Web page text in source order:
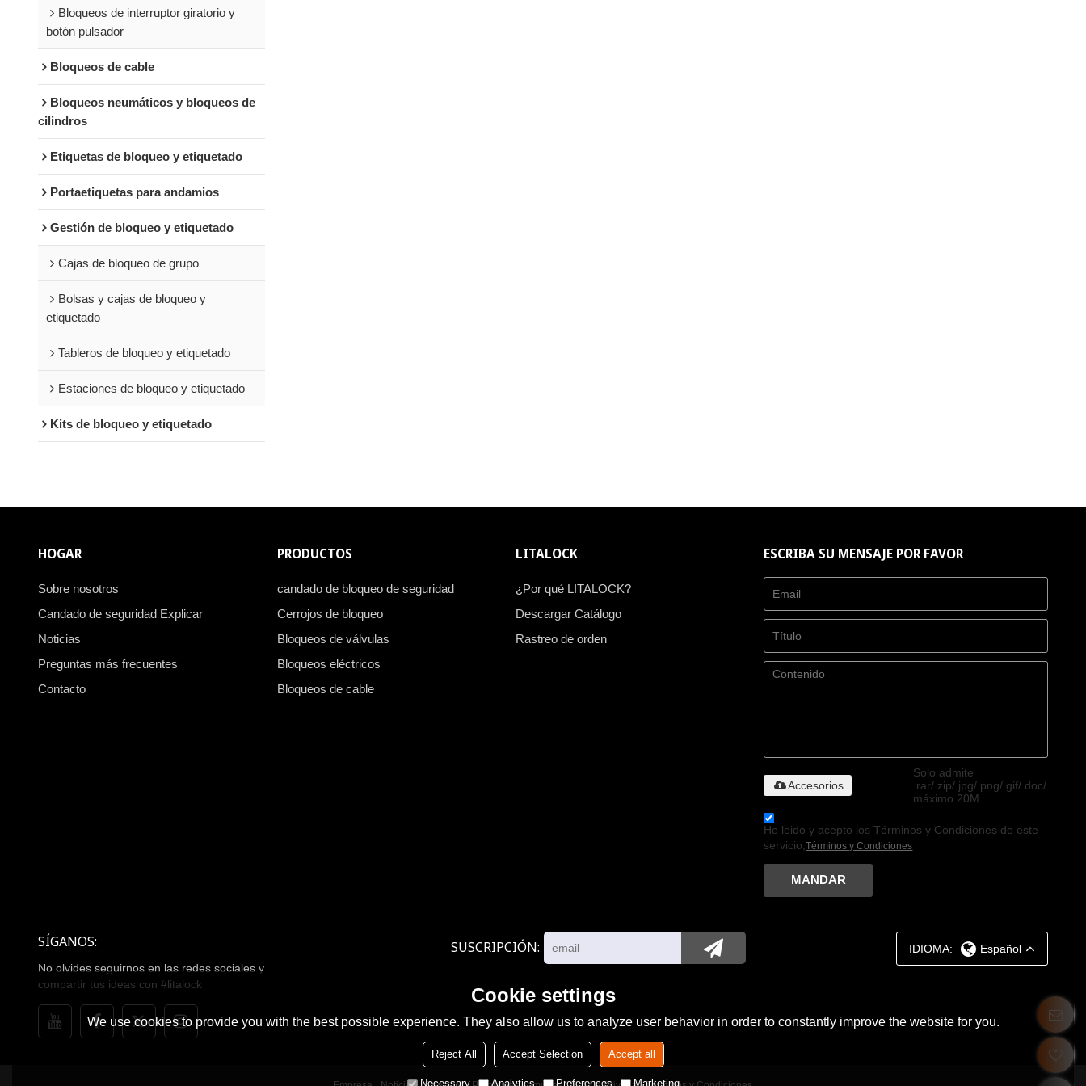
Bloqueos de interruptor giratorio y
botón pulsador
Bloqueos de cable
Bloqueos neumáticos y bloqueos de
cilindros
Etiquetas de bloqueo y etiquetado
Portaetiquetas para andamios
Gestión de bloqueo y etiquetado
Cajas de bloqueo de grupo
Bolsas y cajas de bloqueo y
etiquetado
Tableros de bloqueo y etiquetado
Estaciones de bloqueo y etiquetado
Kits de bloqueo y etiquetado
HOGAR
Sobre nosotros
Candado de seguridad Explicar
Noticias
Preguntas más frecuentes
Contacto
PRODUCTOS
candado de bloqueo de seguridad
Cerrojos de bloqueo
Bloqueos de válvulas
Bloqueos eléctricos
Bloqueos de cable
LITALOCK
¿Por qué LITALOCK?
Descargar Catálogo
Rastreo de orden
ESCRIBA SU MENSAJE POR FAVOR
Solo admite
.rar/.zip/.jpg/.png/.gif/.doc/.xls/
máximo 20M
Accesorios
He leido y acepto los Términos y Condiciones de este
servicio,Términos y Condiciones
MANDAR
SÍGANOS:
No olvides seguirnos en las redes sociales y
compartir tus ideas con #litalock
SUSCRIPCIÓN IDIOMA: Español
Cookie settings
We use cookies to provide you with the best possible experience. They also allow us to analyze user behavior in order to constantly improve the website for you.
Reject All Accept Selection Accept all
Necessary Analytics Preferences Marketing